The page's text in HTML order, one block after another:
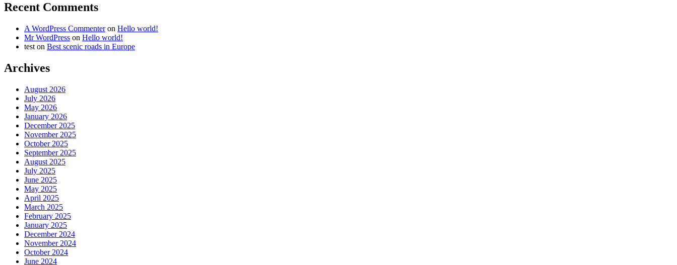
Recent Comments
A WordPress Commenteron Hello world!
Mr WordPress on Hello world!
test on Best scenic roads in Europe
Archives
August 2026
July 2026
May 2026
January 2026
December 2025
November 2025
October 2025
September 2025
August 2025
July 2025
June 2025
May 2025
April 2025
March 2025
February 2025
January 2025
December 2024
November 2024
October 2024
June 2024